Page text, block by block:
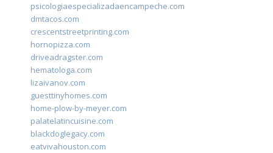
psicologiaespecializadaencampeche.com
dmtacos.com
crescentstreetprinting.com
hornopizza.com
driveadragster.com
hematologa.com
lizaivanov.com
guesttinyhomes.com
home-plow-by-meyer.com
palatelatincuisine.com
blackdoglegacy.com
eatvivahouston.com